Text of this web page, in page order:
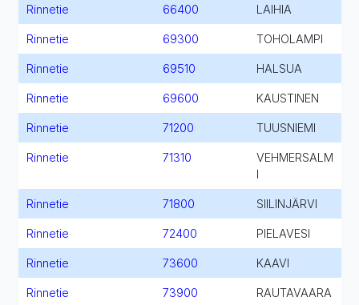
Rinnetie 66400 LAIHIA
Rinnetie 69300 TOHOLAMPI
Rinnetie 69510 HALSUA
Rinnetie 69600 KAUSTINEN
Rinnetie 71200 TUUSNIEMI
Rinnetie 71310
VEHMERSALM
Rinnetie 71800 SIILINJÄRVI
Rinnetie 72400 PIELAVESI
Rinnetie 73600 KAAVI
Rinnetie 73900 RAUTAVAARA